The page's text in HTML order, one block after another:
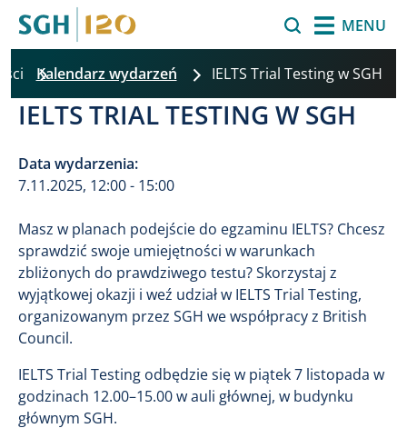
MENU
Kalendarz wydarzeń IELTS Trial Testing w SGH
IELTS TRIAL TESTING W SGH
Data wydarzenia:
7.11.2025, 12:00 - 15:00
Masz w planach podejście do egzaminu IELTS? Chcesz
sprawdzić swoje umiejętności w warunkach
zbliżonych do prawdziwego testu? Skorzystaj z
wyjątkowej okazji i weź udział w IELTS Trial Testing,
organizowanym przez SGH we współpracy z British
Council.
IELTS Trial Testing odbędzie się w piątek 7 listopada w
godzinach 12.00–15.00 w auli głównej, w budynku
głównym SGH.